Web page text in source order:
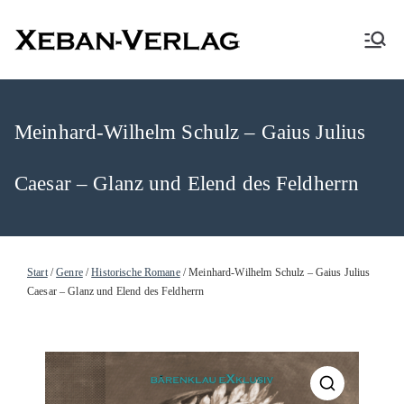
XEBAN-Verlag
Meinhard-Wilhelm Schulz – Gaius Julius
Caesar – Glanz und Elend des Feldherrn
Start/Genre/Historische Romane/ Meinhard-Wilhelm Schulz – Gaius Julius
Caesar – Glanz und Elend des Feldherrn